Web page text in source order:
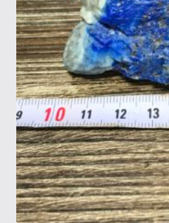
Tietosuojaseloste
Tuotteet
Yritysinfo